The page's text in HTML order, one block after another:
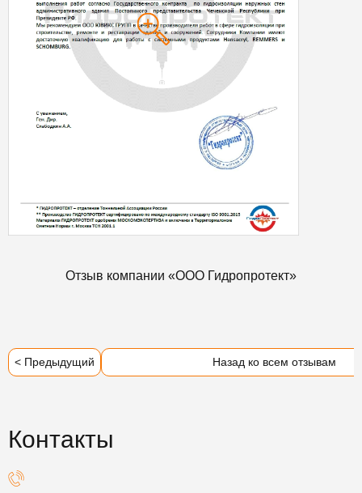
Отзыв компании «ООО Гидропротект»
< Предыдущий Назад ко всем отзывам
Контакты